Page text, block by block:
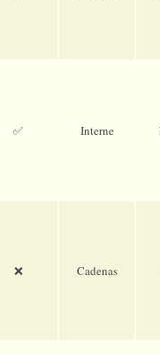
✅ Interne
❌ Cadenas